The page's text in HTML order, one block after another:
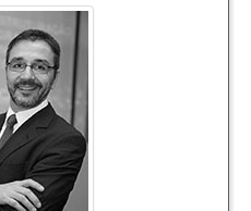
brasileira.